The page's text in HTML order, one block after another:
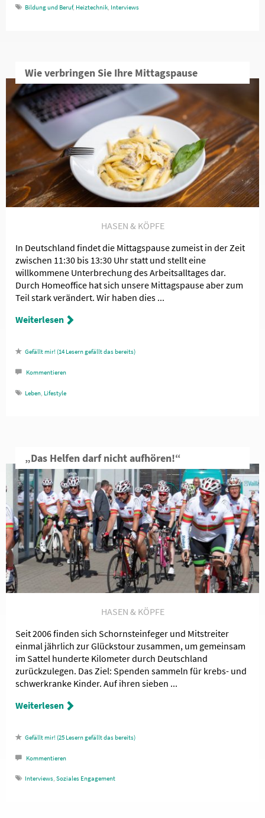
Bildung und Beruf, Heiztechnik, Interviews
Wie verbringen Sie Ihre Mittagspause
HASEN & KÖPFE
In Deutschland findet die Mittagspause zumeist in der Zeit
zwischen 11:30 bis 13:30 Uhr statt und stellt eine
willkommene Unterbrechung des Arbeitsalltages dar.
Durch Homeoffice hat sich unsere Mittagspause aber zum
Teil stark verändert. Wir haben dies ...
Weiterlesen
14 Lesern gefällt das
Kommentieren
Leben Lifestyle
„Das Helfen darf nicht aufhören!“
HASEN & KÖPFE
Seit 2006 finden sich Schornsteinfeger und Mitstreiter
einmal jährlich zur Glückstour zusammen, um gemeinsam
im Sattel hunderte Kilometer durch Deutschland
zurückzulegen. Das Ziel: Spenden sammeln für krebs- und
schwerkranke Kinder. Auf ihren sieben ...
Weiterlesen
25 Lesern gefällt das
Kommentieren
Interviews, Soziales Engagement